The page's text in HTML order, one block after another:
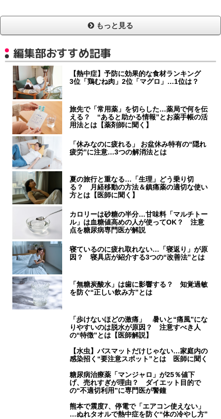
もっと見る
編集部おすすめ記事
【熱中症】予防に効果的な食材ランキング
3位「鶏むね肉」2位「マグロ」…1位は？
旅先で「常用薬」を切らした…薬局で何を伝
える？ “あると助かる情報”とお薬手帳の活
用法とは【薬剤師に聞く】
「休みなのに疲れる」 お盆休み特有の“隠れ
疲労”に注意…3つの解消法とは
夏の旅行と重なる…「生理」どう乗り切
る？ 月経移動の方法＆鎮痛薬の適切な使い
方とは【医師に聞く】
カロリーは砂糖の半分…甘味料「マルチトー
ル」は血糖値高めの人が使ってOK？ 注意
点を糖尿病専門医が解説
寝ているのに疲れ取れない…「寝返り」が原
因？ 寝具店が紹介する3つの“改善法”とは
「無糖炭酸水」は歯に影響する？ 知覚過敏
を防ぐ“正しい飲み方”とは
「歩けないほどの激痛」 暑いと“痛風”にな
りやすいのは脱水が原因？ 注意すべき人
の“特徴”とは【医師解説】
【水虫】バスマットだけじゃない…家庭内の
感染招く“要注意スポット”とは 医師に聞く
糖尿病治療薬「マンジャロ」が25％値下
げ、売れすぎが理由？ ダイエット目的で
の“不適切利用”に専門医が警鐘
熊本で震度7、停電で「エアコン使えない」
…ぬれタオルで熱中症を防ぐ“体の冷やし方”